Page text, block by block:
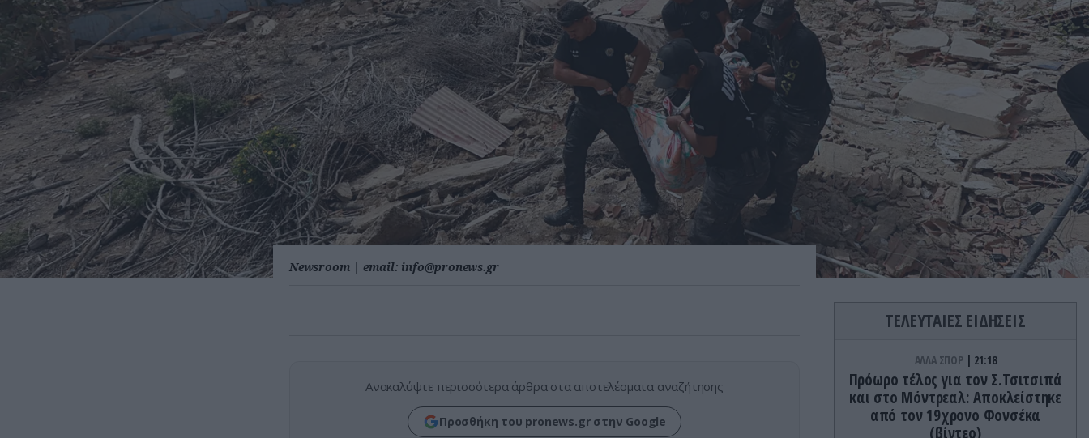
Newsroom | email: info@pronews.gr
Ανακαλύψτε περισσότερα άρθρα στα αποτελέσματα αναζήτησης
Προσθήκη του pronews.gr στην Google
ΤΕΛΕΥΤΑΙΕΣ ΕΙΔΗΣΕΙΣ
ΑΛΛΑ ΣΠΟΡ 21:18
Πρόωρο τέλος για τον Σ.Τσιτσιπά
και στο Μόντρεαλ: Αποκλείστηκε
από τον 19χρονο Φονσέκα
(βίντεο)